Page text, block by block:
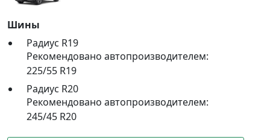
Шины
Радиус R19
Рекомендовано автопроизводителем:
225/55 R19
Радиус R20
Рекомендовано автопроизводителем:
245/45 R20